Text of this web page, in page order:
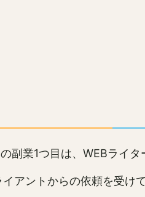
副業1つ目は、WEBライタ
アントからの依頼を受け